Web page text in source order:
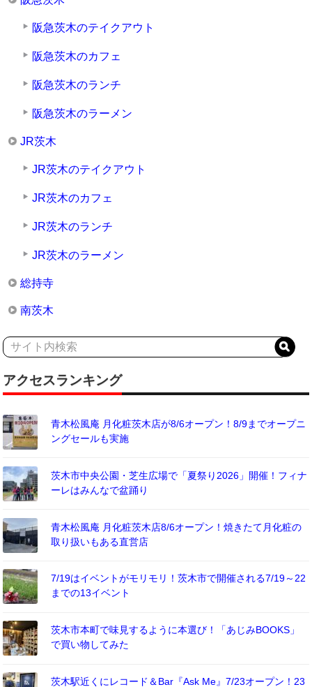
阪急茨木のテイクアウト
阪急茨木のカフェ
阪急茨木のランチ
阪急茨木のラーメン
JR茨木
JR茨木のテイクアウト
JR茨木のカフェ
JR茨木のランチ
JR茨木のラーメン
総持寺
南茨木
アクセスランキング
青木松風庵 月化粧茨木店が8/6オープン！8/9までオープニ
ングセールも実施
茨木市中央公園・芝生広場で「夏祭り2026」開催！フィナ
ーレはみんなで盆踊り
青木松風庵 月化粧茨木店8/6オープン！焼きたて月化粧の
取り扱いもある直営店
7/19はイベントがモリモリ！茨木市で開催される7/19～22
までの13イベント
茨木市本町で味見するように本選び！「あじみBOOKS」
で買い物してみた
茨木駅近くにレコード＆Bar『Ask Me』7/23オープン！23